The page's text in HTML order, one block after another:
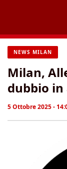
contenuto
NEWS MILAN
Milan,
dubbio in
5 Ottobre 2025 -